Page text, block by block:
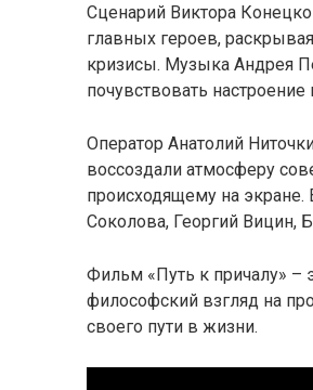
Сценарий Виктора
главных героев,
кризисы. Музыка Андрея
почувствовать
Оператор Анатолий
воссоздали атмосферу
происходящему на
Соколова, Георгий Вицин,
Фильм «Путь к причалу» –
философский взгляд на
своего пути в жизни.